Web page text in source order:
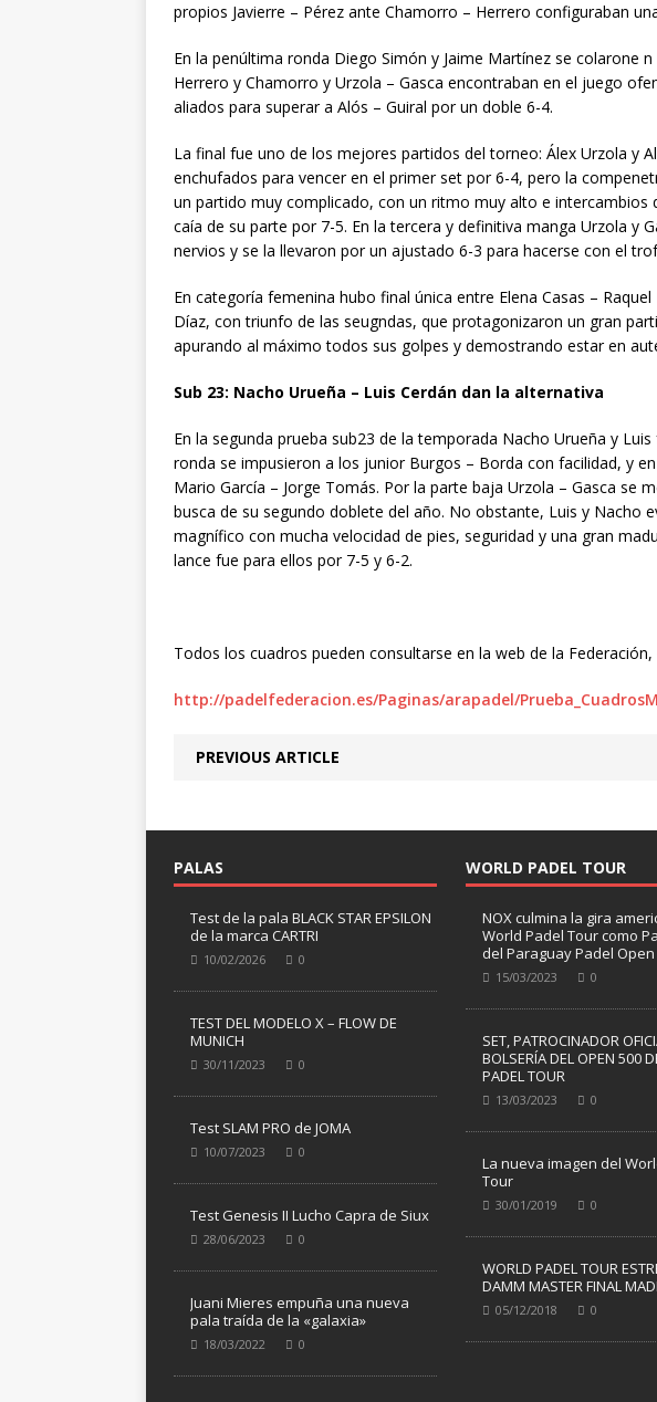
propios Javierre – Pérez ante Chamorro – Herrero configuraban
En la penúltima ronda Diego Simón y Jaime Martínez se colarone
Herrero y Chamorro y Urzola – Gasca encontraban en el juego
aliados para superar a Alós – Guiral por un doble 6-4.
La final fue uno de los mejores partidos del torneo: Álex Urzola y
enchufados para vencer en el primer set por 6-4, pero la
un partido muy complicado, con un ritmo muy alto e intercambios
caía de su parte por 7-5. En la tercera y definitiva manga Urzola y
nervios y se la llevaron por un ajustado 6-3 para hacerse con el
En categoría femenina hubo final única entre Elena Casas –
Díaz, con triunfo de las seugndas, que protagonizaron un gran
apurando al máximo todos sus golpes y demostrando estar en
Sub 23: Nacho Urueña – Luis Cerdán dan la alternativa
En la segunda prueba sub23 de la temporada Nacho Urueña y
ronda se impusieron a los junior Burgos – Borda con facilidad, y
Mario García – Jorge Tomás. Por la parte baja Urzola – Gasca se
busca de su segundo doblete del año. No obstante, Luis y Nacho
magnífico con mucha velocidad de pies, seguridad y una gran
lance fue para ellos por 7-5 y 6-2.
Todos los cuadros pueden consultarse en la web de la Federación,
http://padelfederacion.es/Paginas/arapadel/
PREVIOUS ARTICLE
PALAS
Test de la pala BLACK STAR EPSILON
de la marca CARTRI
10/02/2026 0
TEST DEL MODELO X – FLOW DE
MUNICH
30/11/2023 0
Test SLAM PRO de JOMA
10/07/2023 0
Test Genesis II Lucho Capra de Siux
28/06/2023 0
Juani Mieres empuña una nueva
pala traída de la «galaxia»
18/03/2022 0
WORLD PADEL TOUR
NOX culmina la gira
World Padel Tour como
del Paraguay Padel Open
15/03/2023 0
SET, PATROCINADOR
BOLSERÍA DEL OPEN 500
PADEL TOUR
13/03/2023 0
La nueva imagen del
Tour
30/01/2019 0
WORLD PADEL TOUR
DAMM MASTER FINAL
05/12/2018 0